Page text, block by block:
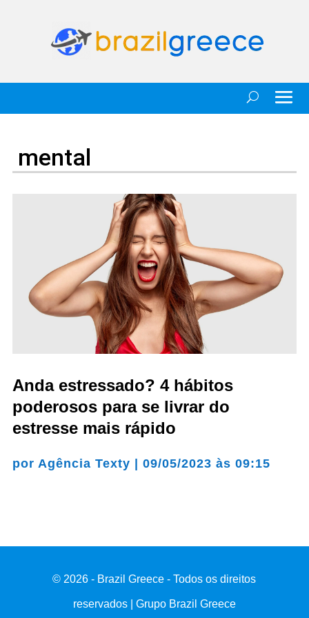
mental
Anda estressado? 4 hábitos
poderosos para se livrar do
estresse mais rápido
por Agência Texty | 09/05/2023 às 09:15
© 2026 - Brazil Greece - Todos os direitos
reservados | Grupo Brazil Greece